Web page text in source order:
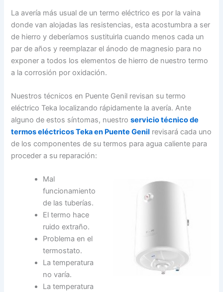
La avería más usual de un termo eléctrico es por la vaina
donde van alojadas las resistencias, esta acostumbra a ser
de hierro y deberíamos sustituirla cuando menos cada un
par de años y reemplazar el ánodo de magnesio para no
exponer a todos los elementos de hierro de nuestro termo
a la corrosión por oxidación.
Nuestros técnicos en Puente Genil revisan su termo
eléctrico Teka localizando rápidamente la avería. Ante
alguno de estos síntomas, nuestroservicio técnico de
termos eléctricos Teka en Puente Genil revisará cada uno
de los componentes de su termos para agua caliente para
proceder a su reparación:
Mal
funcionamiento
de las tuberías.
El termo hace
ruido extraño.
Problema en el
termostato.
La temperatura
no varía.
La temperatura